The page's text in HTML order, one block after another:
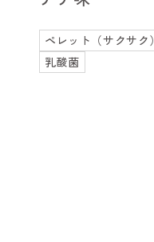
ペレット（サクサク）
乳酸菌